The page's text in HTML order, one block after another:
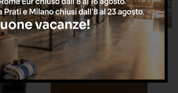
PARETINA 32